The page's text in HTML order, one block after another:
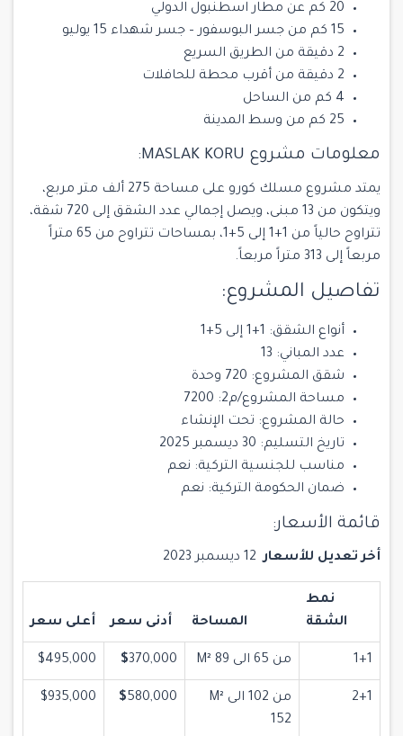
20 كم عن مطار اسطنبول الدولي
15 كم من جسر البوسفور – جسر شهداء 15 يوليو
2 دقيقة من الطريق السريع
2 دقيقة من أقرب محطة للحافلات
4 كم من الساحل
25 كم من وسط المدينة
معلومات مشروع MASLAK KORU:
يمتد مشروع مسلك كورو على مساحة 275 ألف متر مربع،
ويتكون من 13 مبنى، ويصل إجمالي عدد الشقق إلى 720 شقة،
تتراوح حالياً من 1+1 إلى 5+1، بمساحات تتراوح من 65 متراً
مربعاً إلى 313 متراً مربعاً.
تفاصيل المشروع:
أنواع الشقق: 1+1 إلى 5+1
عدد المباني: 13
شقق المشروع: 720 وحدة
مساحة المشروع/م2: 7200
حالة المشروع: تحت الإنشاء
تاريخ التسليم: 30 ديسمبر 2025
مناسب للجنسية التركية: نعم
ضمان الحكومة التركية: نعم
قائمة الأسعار:
أخر تعديل للأسعار
نمط
الشقة
المساحة أدنى سعر أعلى سعر
1+1 من 65 الى M² 89 $370,000
$495,000
2+1
من 102 الى M²
152
$580,000
$935,000